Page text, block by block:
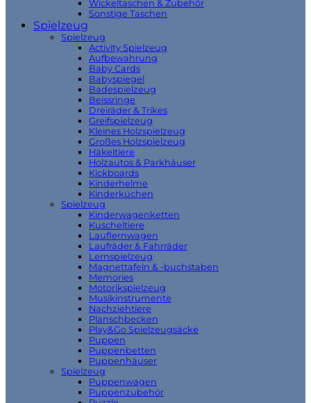
Wickeltaschen & Zubehör
Sonstige Taschen
Spielzeug
Spielzeug
Activity Spielzeug
Aufbewahrung
Baby Cards
Babyspiegel
Badespielzeug
Beissringe
Dreiräder & Trikes
Greifspielzeug
Kleines Holzspielzeug
Großes Holzspielzeug
Häkeltiere
Holzautos & Parkhäuser
Kickboards
Kinderhelme
Kinderküchen
Spielzeug
Kinderwagenketten
Kuscheltiere
Lauflernwagen
Laufräder & Fahrräder
Lernspielzeug
Magnettafeln & -buchstaben
Memories
Motorikspielzeug
Musikinstrumente
Nachziehtiere
Planschbecken
Play&Go Spielzeugsäcke
Puppen
Puppenbetten
Puppenhäuser
Spielzeug
Puppenwagen
Puppenzubehör